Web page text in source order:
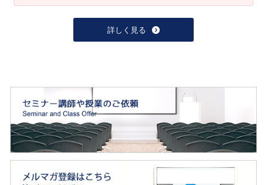
詳しく見る